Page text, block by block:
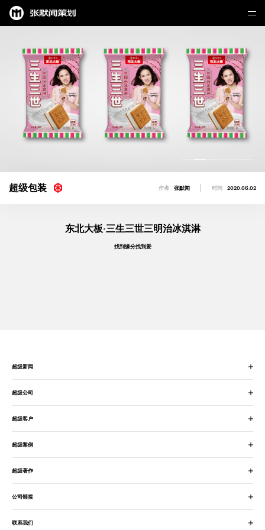
超级包装 作者 张默闻 时间 2020.06.02
东北大板·三生三世三明治冰淇淋
找到缘分找到爱
超级新闻
超级公司
超级客户
超级案例
超级著作
公司链接
联系我们